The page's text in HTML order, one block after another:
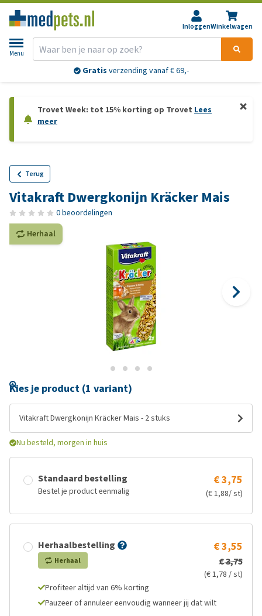
InloggenWinkelwagen
Menu
Gratis verzending vanaf € 69,-
Trovet Week: tot 15% korting op Trovet Lees
meer
Terug
Vitakraft Dwergkonijn Kräcker Mais
0 beoordelingen
Herhaal
Kies je product (1 variant)
Vitakraft Dwergkonijn Kräcker Mais - 2 stuks
Nu besteld, morgen in huis
Standaard bestelling
Bestel je product eenmalig
€ 3,75
(€ 1,88/ st)
Herhaalbestelling
Herhaal
€ 3,55
€ 3,75
(€ 1,78 / st)
Profiteer altijd van 6% korting
Pauzeer of annuleer eenvoudig wanneer jij dat wilt